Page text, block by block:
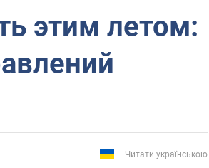
этим летом:
Читати українською